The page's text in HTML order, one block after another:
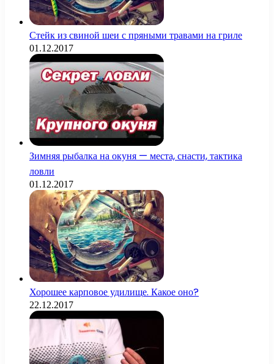
Стейк из свиной шеи с пряными травами на гриле
01.12.2017
Зимняя рыбалка на окуня — места, снасти, тактика
ловли
01.12.2017
Хорошее карповое удилище. Какое оно?
22.12.2017